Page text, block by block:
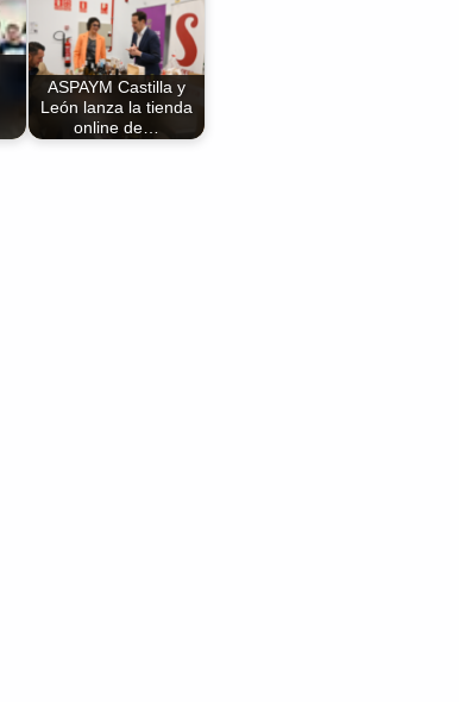
ASPAYM Castilla y
León lanza la tienda
online de…